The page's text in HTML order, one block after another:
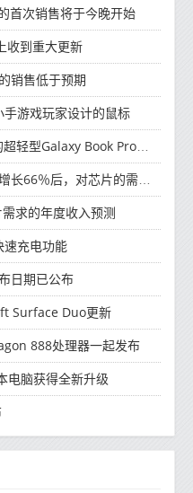
首次销售将于今晚开始
到重大更新
销售低于预期
游戏玩家设计的鼠标
Pro和Galaxy Book Pro 360笔记本电脑
％后，对芯片的需求将增强
求的年度收入预测
充电功能
日期已公布
Surface Duo更新
888处理器一起发布
电脑获得全新升级